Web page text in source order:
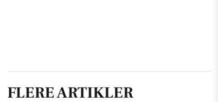
FLERE ARTIKLER